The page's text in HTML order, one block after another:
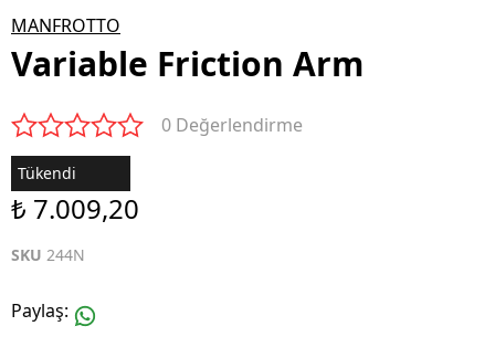
MANFROTTO
Variable Friction Arm
0 Değerlendirme
Tükendi
₺ 7.009,20
SKU 244N
Paylaş: